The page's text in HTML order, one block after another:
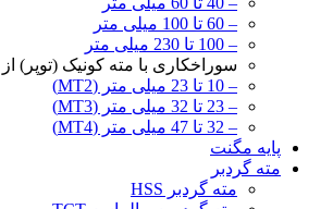
– 60 تا 100 میلی متر
– 100 تا 230 میلی متر
سوراخکاری با مته کونیک (توپر) از
– 10 تا 23 میلی متر (MT2)
– 23 تا 32 میلی متر (MT3)
– 32 تا 47 میلی متر (MT4)
پایه مگنت
مته گردبر
مته گردبر HSS